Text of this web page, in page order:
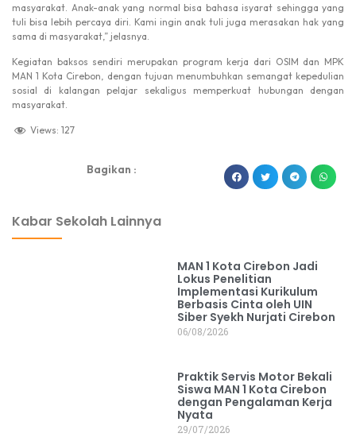
masyarakat. Anak-anak yang normal bisa bahasa isyarat sehingga yang
tuli bisa lebih percaya diri. Kami ingin anak tuli juga merasakan hak yang
sama di masyarakat,” jelasnya.
Kegiatan baksos sendiri merupakan program kerja dari OSIM dan MPK
MAN 1 Kota Cirebon, dengan tujuan menumbuhkan semangat kepedulian
sosial di kalangan pelajar sekaligus memperkuat hubungan dengan
masyarakat.
Views: 127
Bagikan :
Kabar Sekolah Lainnya
MAN 1 Kota Cirebon Jadi
Lokus Penelitian
Implementasi Kurikulum
Berbasis Cinta oleh UIN
Siber Syekh Nurjati Cirebon
06/08/2026
Praktik Servis Motor Bekali
Siswa MAN 1 Kota Cirebon
dengan Pengalaman Kerja
Nyata
29/07/2026